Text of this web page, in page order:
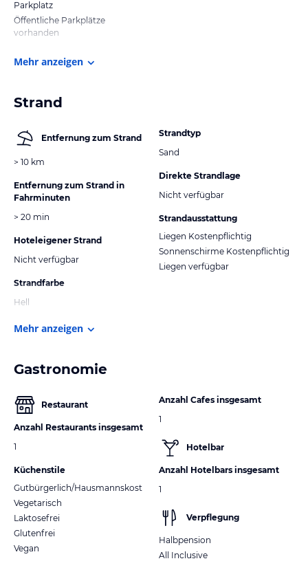
Parkplatz
Öffentliche Parkplätze
vorhanden
Mehr anzeigen
Strand
Entfernung zum Strand
> 10 km
Entfernung zum Strand in
Fahrminuten
> 20 min
Hoteleigener Strand
Nicht verfügbar
Strandfarbe
Hell
Strandtyp
Sand
Direkte Strandlage
Nicht verfügbar
Strandausstattung
Liegen Kostenpflichtig
Sonnenschirme Kostenpflichtig
Liegen verfügbar
Mehr anzeigen
Gastronomie
Restaurant
Anzahl Restaurants insgesamt
1
Küchenstile
Gutbürgerlich/Hausmannskost
Vegetarisch
Laktosefrei
Glutenfrei
Vegan
Anzahl Cafes insgesamt
1
Hotelbar
Anzahl Hotelbars insgesamt
1
Verpflegung
Halbpension
All Inclusive